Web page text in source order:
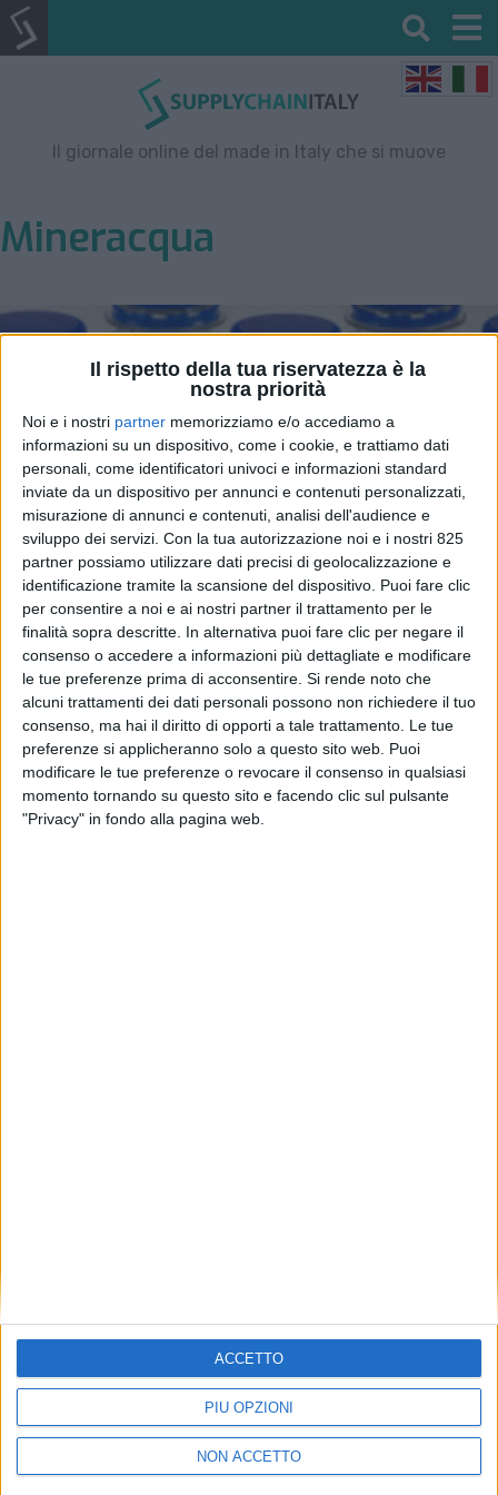
Il rispetto della tua riservatezza è la
nostra priorità
Noi e i nostri partner memorizziamo e/o accediamo a
informazioni su un dispositivo, come i cookie, e trattiamo dati
personali, come identificatori univoci e informazioni standard
inviate da un dispositivo per annunci e contenuti personalizzati,
misurazione di annunci e contenuti, analisi dell'audience e
sviluppo dei servizi. Con la tua autorizzazione noi e i nostri 825
partner possiamo utilizzare dati precisi di geolocalizzazione e
identificazione tramite la scansione del dispositivo. Puoi fare clic
per consentire a noi e ai nostri partner il trattamento per le
finalità sopra descritte. In alternativa puoi fare clic per negare il
consenso o accedere a informazioni più dettagliate e modificare
le tue preferenze prima di acconsentire. Si rende noto che
alcuni trattamenti dei dati personali possono non richiedere il tuo
consenso, ma hai il diritto di opporti a tale trattamento. Le tue
preferenze si applicheranno solo a questo sito web. Puoi
modificare le tue preferenze o revocare il consenso in qualsiasi
momento tornando su questo sito e facendo clic sul pulsante
"Privacy" in fondo alla pagina web.
PIÙ OPZIONI
NON ACCETTO
ACCETTO
Il giornale online del made in Italy che si muove
Mineracqua
Decolla l’export di acque
minerali italiane (+28,5%)
ECONOMIA 24 MARZO 2025